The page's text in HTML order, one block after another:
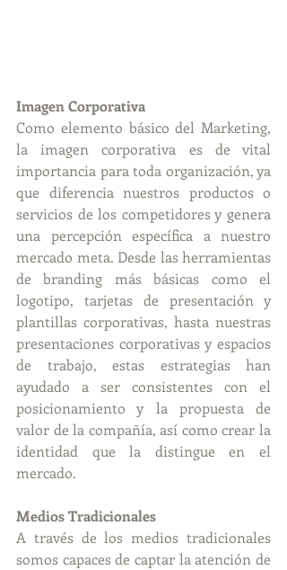
Imagen Corporativa
Como elemento básico del Marketing,
la imagen corporativa es de vital
importancia para toda organización, ya
que diferencia nuestros productos o
servicios de los competidores y genera
una percepción específica a nuestro
mercado meta. Desde las herramientas
de branding más básicas como el
logotipo, tarjetas de presentación y
plantillas corporativas, hasta nuestras
presentaciones corporativas y espacios
de trabajo, estas estrategias han
ayudado a ser consistentes con el
posicionamiento y la propuesta de
valor de la compañía, así como crear la
identidad que la distingue en el
mercado.
Medios Tradicionales
A través de los medios tradicionales
somos capaces de captar la atención de